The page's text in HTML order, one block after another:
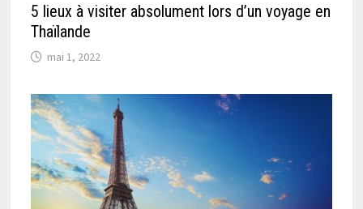
5 lieux à visiter absolument lors d’un voyage en
Thaïlande
mai 1, 2022